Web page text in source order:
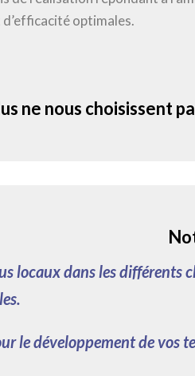
optimales.
ne nous choisissent
locaux dans les différents
le développement de vos